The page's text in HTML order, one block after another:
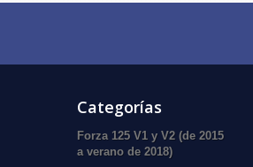
Categorías
Forza 125 V1 y V2 (de 2015
a verano de 2018)